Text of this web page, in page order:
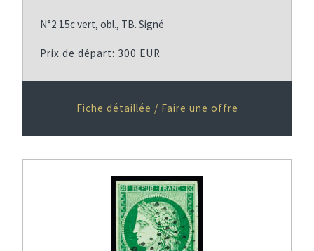
N°2 15c vert, obl., TB. Signé
Prix de départ: 300 EUR
Fiche détaillée / Faire une offre